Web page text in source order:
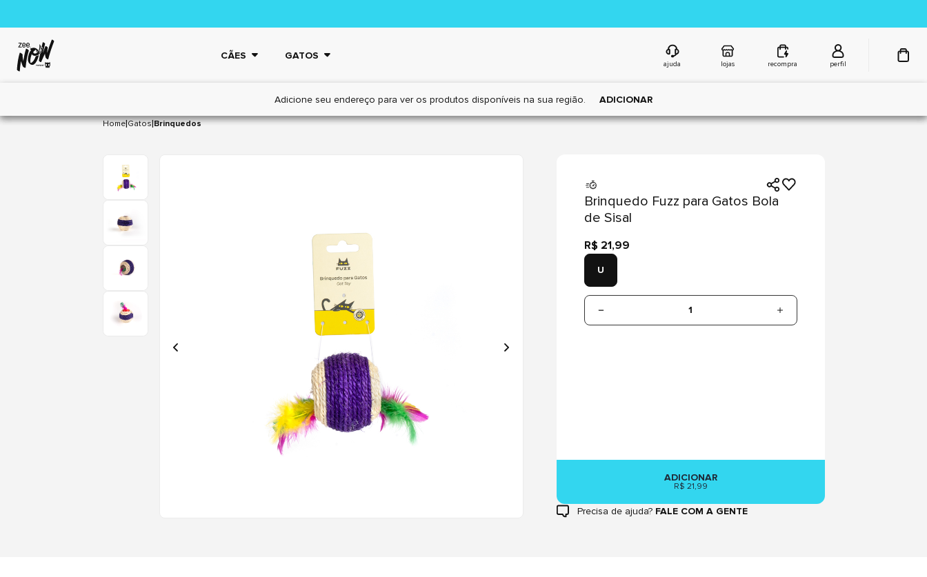
CÃES GATOS
ajuda lojas recompra perfil
Adicione seu endereço para ver os produtos disponíveis na sua região. ADICIONAR
Home|Gatos|Brinquedos
Brinquedo Fuzz para Gatos Bola
de Sisal
R$ 21,99
U
1
ADICIONAR
R$ 21,99
Precisa de ajuda? FALE COM A GENTE